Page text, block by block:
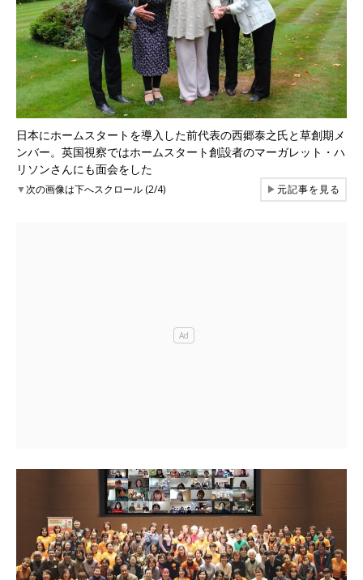
日本にホームスタートを導入した前代表の西郷泰之氏と草創期メ
ンバー。英国視察ではホームスタート創設者のマーガレット・ハ
リソンさんにも面会をした
▼次の画像は下へスクロール (2/4) ▶元記事を見る